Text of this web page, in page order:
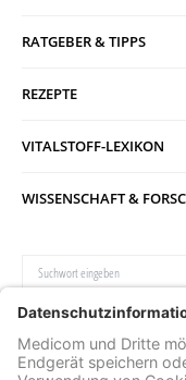
RATGEBER & TIPPS
REZEPTE
VITALSTOFF-LEXIKON
WISSENSCHAFT &
SUCHE NACH: